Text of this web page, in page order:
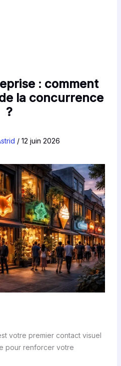
: comment
la concurrence
?
/ 12 juin 2026
votre premier contact visuel
pour renforcer votre